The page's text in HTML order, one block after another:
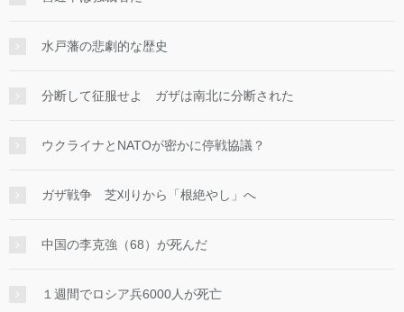
水戸藩の悲劇的な歴史
分断して征服せよ ガザは南北に分断された
ウクライナとNATOが密かに停戦協議？
ガザ戦争 芝刈りから「根絶やし」へ
中国の李克強（68）が死んだ
１週間でロシア兵6000人が死亡